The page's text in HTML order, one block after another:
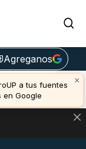
Agreganos
×
a tus fuentes
en Google
PRECIOS DE